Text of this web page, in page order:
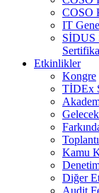
COSO
IT
SİDUS
Etkinlikler
Kongre
TİDEx
Kamu
Diğer
Audit